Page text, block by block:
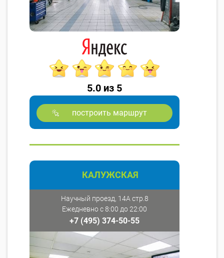
5.0 из 5
построить маршрут
КАЛУЖСКАЯ
Научный проезд, 14А стр.8
Ежедневно с 8:00 до 22:00
+7 (495) 374-50-55